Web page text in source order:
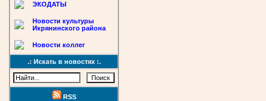
ЭКОДАТЫ
Новости культуры
Икрянинского района
Новости коллег
.: Искать в новостях :.
RSS